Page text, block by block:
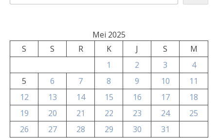
Mei 2025
S
S R K J S
M
1
2 3
4
5
6 7 8 9 10
11
12
13 14 15 16 17
18
19
20 21 22 23 24
25
26
27 28 29 30 31